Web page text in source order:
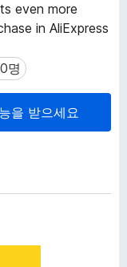
even more
in AliExpress
명
을 받으세요